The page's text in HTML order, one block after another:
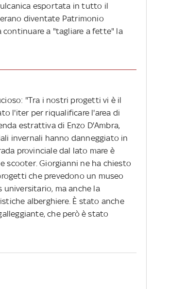
esportata in tutto il
diventate Patrimonio
continuare a "tagliare a fette" la
"Tra i nostri progetti vi è il
l'iter per riqualificare l'area di
estrattiva di Enzo D'Ambra,
invernali hanno danneggiato in
provinciale dal lato mare è
scooter. Giorgianni ne ha chiesto
che prevedono un museo
universitario, ma anche la
alberghiere. È stato anche
che però è stato